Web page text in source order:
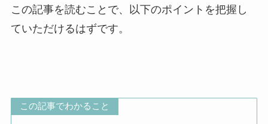
この記事を読むことで、以下のポイントを把握し
ていただけるはずです。
この記事でわかること